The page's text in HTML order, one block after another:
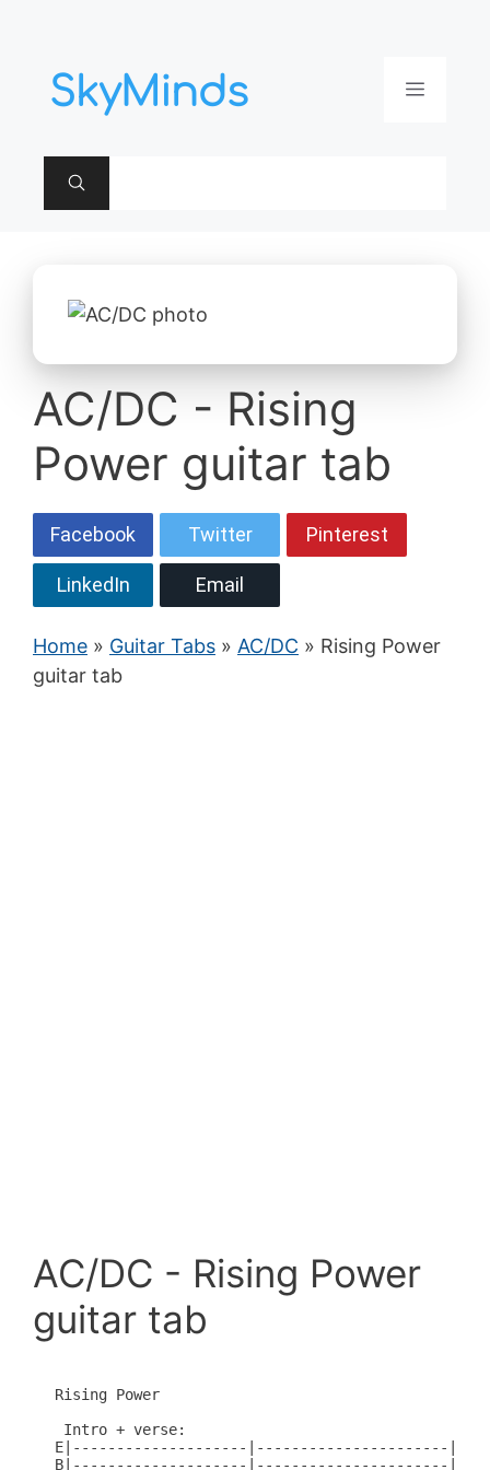
contenu
Menu
AC/DC - Rising
Power guitar tab
Facebook Twitter Pinterest
LinkedIn Email
Home » Guitar Tabs » AC/DC » Rising Power
guitar tab
AC/DC - Rising Power
guitar tab
Rising Power
Intro + verse:
E|--------------------|----------------------
B|--------------------|----------------------